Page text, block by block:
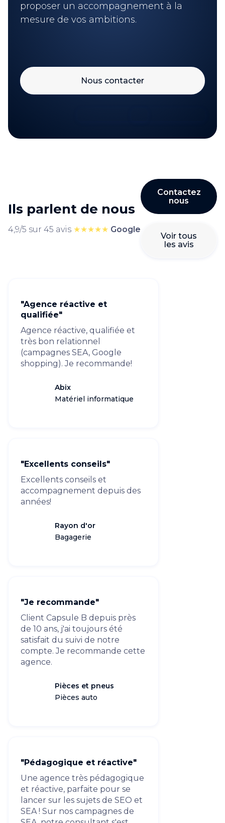
proposer un accompagnement à la
mesure de vos ambitions.
Nous contacter
Ils parlent de nous
4,9/5 sur 45 avis ★★★★★ Google
Contactez
nous
Voir tous
les avis
"Agence réactive et
qualifiée"
Agence réactive, qualifiée et
très bon relationnel
(campagnes SEA, Google
shopping). Je recommande!
Abix
Matériel informatique
"Excellents conseils"
Excellents conseils et
accompagnement depuis des
années!
Rayon d'or
Bagagerie
"Je recommande"
Client Capsule B depuis près
de 10 ans, j'ai toujours été
satisfait du suivi de notre
compte. Je recommande cette
agence.
Pièces et pneus
Pièces auto
"Pédagogique et réactive"
Une agence très pédagogique
et réactive, parfaite pour se
lancer sur les sujets de SEO et
SEA ! Sur nos campagnes de